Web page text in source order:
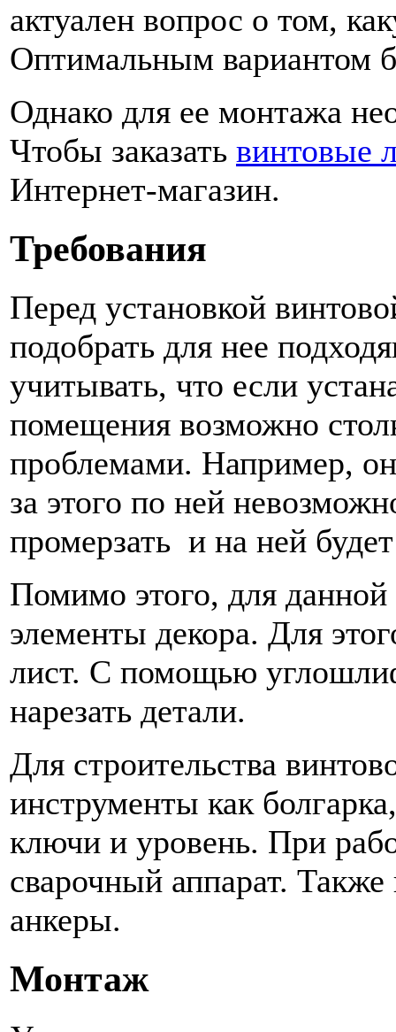
актуален вопрос о том,
Оптимальным вариантом
Однако для ее монтажа
Чтобы заказать винтовые
Интернет-магазин.
Требования
Перед установкой
подобрать для нее
учитывать, что если
помещения возможно
проблемами. Например,
за этого по ней
промерзать и на ней будет
Помимо этого, для
элементы декора. Для
лист. С помощью
нарезать детали.
Для строительства
инструменты как
ключи и уровень. При
сварочный аппарат. Также
анкеры.
Монтаж